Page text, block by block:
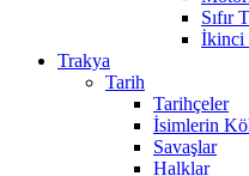
Sıfır
İkinci
Trakya
Tarih
Tarihçeler
İsimlerin
Savaşlar
Halklar